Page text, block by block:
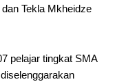
dan Tekla Mkheidze
pelajar tingkat SMA